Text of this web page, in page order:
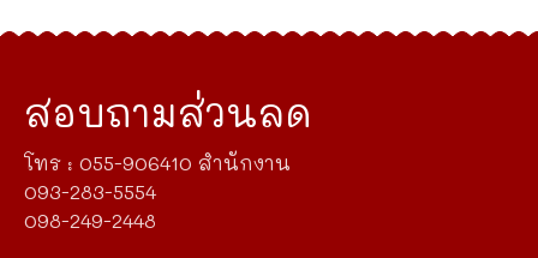
สอบถามส่วนลด
โทร : 055-906410 สำนักงาน
093-283-5554
098-249-2448